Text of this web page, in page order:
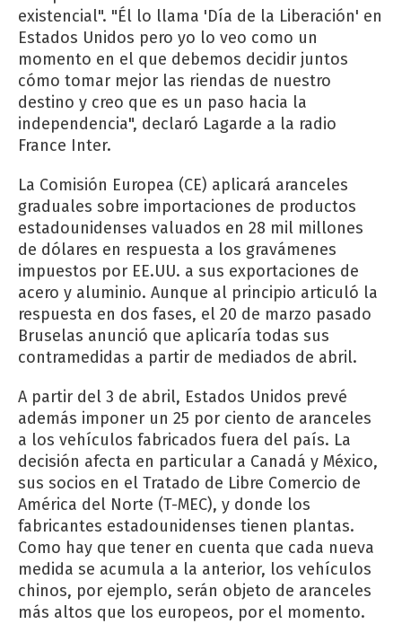
existencial". "Él lo llama 'Día de la Liberación' en
Estados Unidos pero yo lo veo como un
momento en el que debemos decidir juntos
cómo tomar mejor las riendas de nuestro
destino y creo que es un paso hacia la
independencia", declaró Lagarde a la radio
France Inter.
La Comisión Europea (CE) aplicará aranceles
graduales sobre importaciones de productos
estadounidenses valuados en 28 mil millones
de dólares en respuesta a los gravámenes
impuestos por EE.UU. a sus exportaciones de
acero y aluminio. Aunque al principio articuló la
respuesta en dos fases, el 20 de marzo pasado
Bruselas anunció que aplicaría todas sus
contramedidas a partir de mediados de abril.
A partir del 3 de abril, Estados Unidos prevé
además imponer un 25 por ciento de aranceles
a los vehículos fabricados fuera del país. La
decisión afecta en particular a Canadá y México,
sus socios en el Tratado de Libre Comercio de
América del Norte (T-MEC), y donde los
fabricantes estadounidenses tienen plantas.
Como hay que tener en cuenta que cada nueva
medida se acumula a la anterior, los vehículos
chinos, por ejemplo, serán objeto de aranceles
más altos que los europeos, por el momento.